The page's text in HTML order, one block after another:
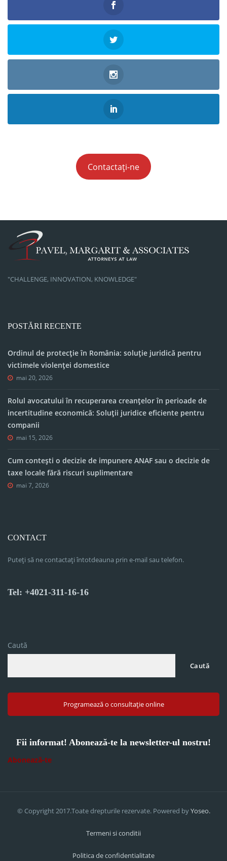
Contactați-ne
"CHALLENGE, INNOVATION, KNOWLEDGE"
POSTĂRI RECENTE
Ordinul de protecție în România: soluție juridică pentru
victimele violenței domestice
mai 20, 2026
Rolul avocatului în recuperarea creanțelor în perioade de
incertitudine economică: Soluții juridice eficiente pentru
companii
mai 15, 2026
Cum contești o decizie de impunere ANAF sau o decizie de
taxe locale fără riscuri suplimentare
mai 7, 2026
CONTACT
Puteți să ne contactați întotdeauna prin e-mail sau telefon.
Tel: +4021-311-16-16
Caută
Caută
Programează o consultație online
Fii informat! Abonează-te la newsletter-ul nostru!
Abonează-te
© Copyright 2017.Toate drepturile rezervate. Powered byYoseo.
Termeni si conditii
Politica de confidentialitate